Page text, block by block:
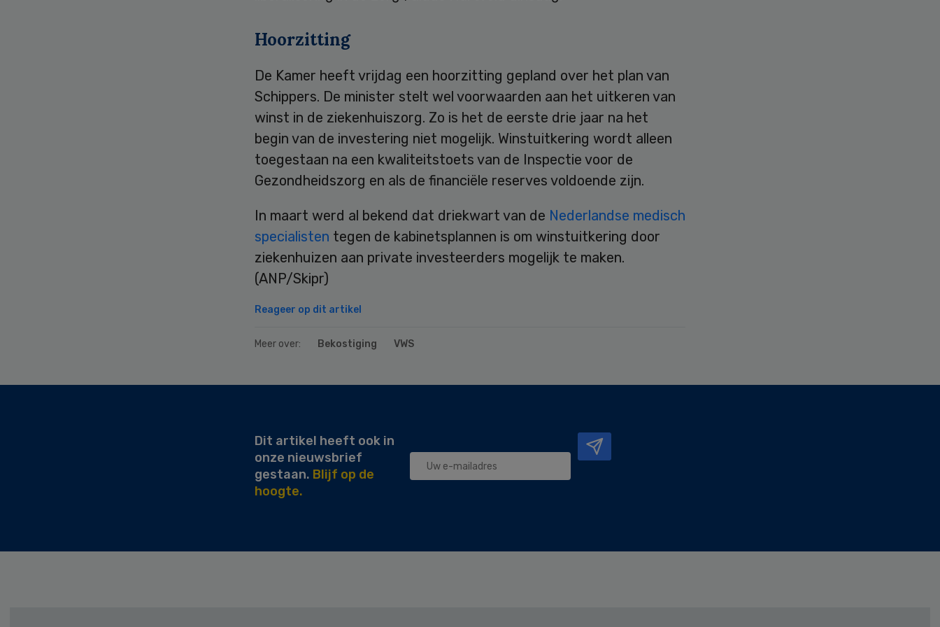
Hoorzitting
De Kamer heeft vrijdag een hoorzitting gepland over het plan van
Schippers. De minister stelt wel voorwaarden aan het uitkeren van
winst in de ziekenhuiszorg. Zo is het de eerste drie jaar na het
begin van de investering niet mogelijk. Winstuitkering wordt alleen
toegestaan na een kwaliteitstoets van de Inspectie voor de
Gezondheidszorg en als de financiële reserves voldoende zijn.
In maart werd al bekend dat driekwart van de Nederlandse medisch
specialisten tegen de kabinetsplannen is om winstuitkering door
ziekenhuizen aan private investeerders mogelijk te maken.
(ANP/Skipr)
Reageer op dit artikel
Meer over: Bekostiging VWS
Dit artikel heeft ook in
onze nieuwsbrief
gestaan. Blijf op de
hoogte.